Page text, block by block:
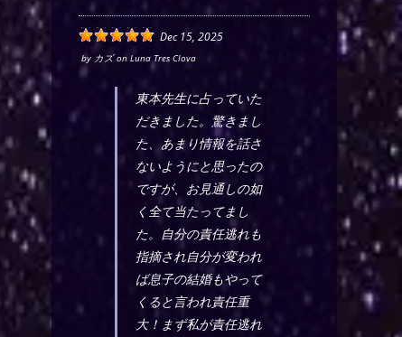
Dec 15, 2025
by カズon Luna Tres Clova
東本先生に占っていた
だきました。驚きまし
た、あまり情報を話さ
ないようにと思ったの
ですが、お見通しの如
く全て当たってまし
た。自分の責任逃れも
指摘され自分が変われ
ば息子の結婚もやって
くると言われ責任重
大！まず私が責任逃れ